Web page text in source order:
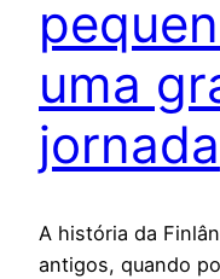
uma
jornada
A história da
antigos, quando